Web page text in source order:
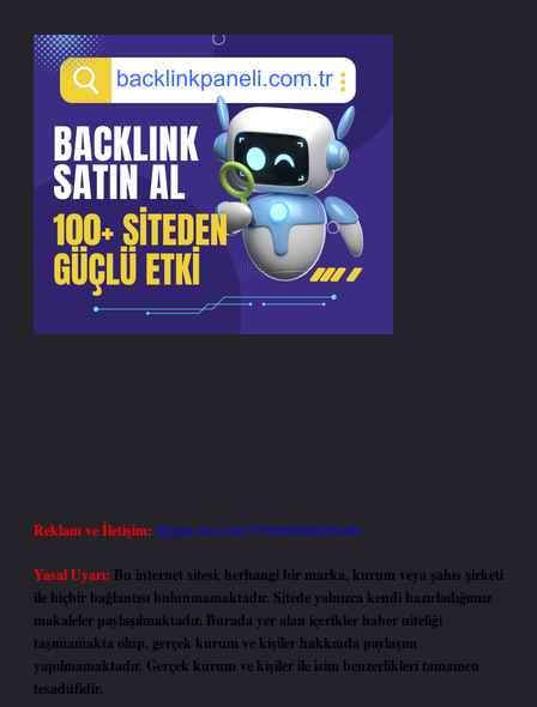
Reklam ve İletişim: Skype: live:.cid.575569c608265c69
Yasal Uyarı: Bu internet sitesi, herhangi bir marka, kurum veya şahıs şirketi
ile hiçbir bağlantısı bulunmamaktadır. Sitede yalnızca kendi hazırladığımız
makaleler paylaşılmaktadır. Burada yer alan içerikler haber niteliği
taşımamakta olup, gerçek kurum ve kişiler hakkında paylaşım
yapılmamaktadır. Gerçek kurum ve kişiler ile isim benzerlikleri tamamen
tesadüfidir.